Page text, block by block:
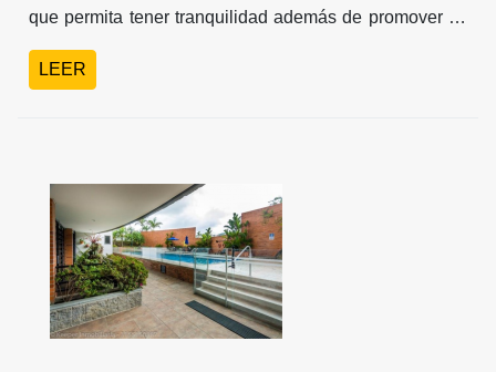
que permita tener tranquilidad además de promover su
LEER